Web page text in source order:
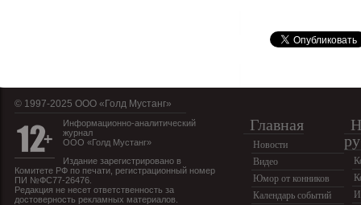
© 1997-2025 OOO «Голд Мустанг»
Информационно-аналитический
журнал
ООО «Голд Мустанг»
Издание зарегистрировано в
Комитете РФ по печати, регистрационный номер
ПИ №ФС77-26476.
Редакция не несет ответственность за
достоверность рекламных материалов.
Главная
Новости
Видео
Юмор от конников
Календарь событий